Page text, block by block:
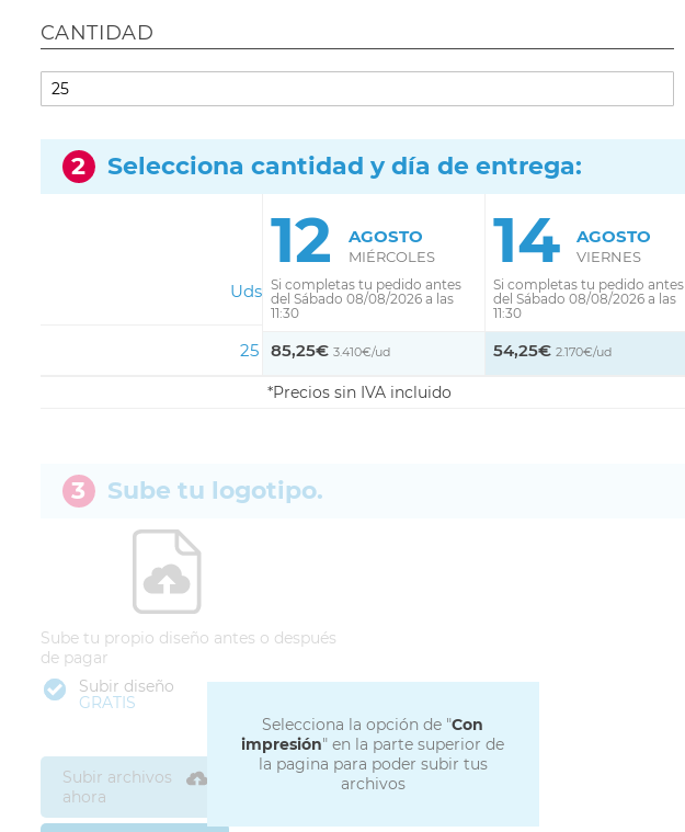
CANTIDAD
2 Selecciona cantidad y día de entrega:
Uds
12 AGOSTO
MIÉRCOLES
Si completas tu pedido antes
del Sábado 08/08/2026 a las
11:30
14 AGOSTO
VIERNES
Si completas tu pedido antes
del Sábado 08/08/2026 a las
11:30
25 85,25€ 3.410€/ud 54,25€ 2.170€/ud
Precios sin IVA incluido
Selecciona la opción de "Con
impresión" en la parte superior de
la pagina para poder subir tus
archivos
3 Sube tu logotipo.
Sube tu propio diseño antes o después
de pagar
Subir diseño
GRATIS
Subir archivos
ahora